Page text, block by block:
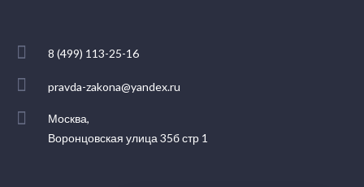
8 (499) 113-25-16
pravda-zakona@yandex.ru
Москва,
Воронцовская улица 35б стр 1